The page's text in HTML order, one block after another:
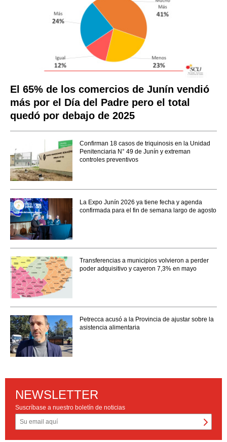
El 65% de los comercios de Junín vendió
más por el Día del Padre pero el total
quedó por debajo de 2025
Confirman 18 casos de triquinosis en la Unidad
Penitenciaria N° 49 de Junín y extreman
controles preventivos
La Expo Junín 2026 ya tiene fecha y agenda
confirmada para el fin de semana largo de agosto
Transferencias a municipios volvieron a perder
poder adquisitivo y cayeron 7,3% en mayo
Petrecca acusó a la Provincia de ajustar sobre la
asistencia alimentaria
NEWSLETTER
Suscríbase a nuestro boletín de noticias